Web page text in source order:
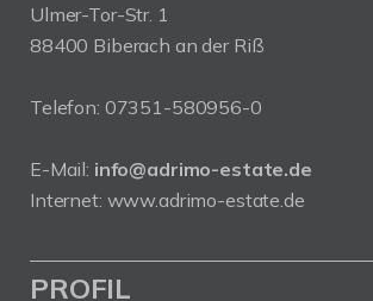
Ulmer-Tor-Str. 1
88400 Biberach an der Riß
Telefon: 07351-580956-0
E-Mail: info@adrimo-estate.de
Internet: www.adrimo-estate.de
PROFIL